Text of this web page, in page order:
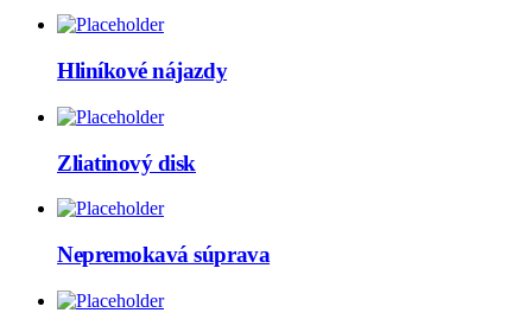
Hliníkové nájazdy
Zliatinový disk
Nepremokavá súprava